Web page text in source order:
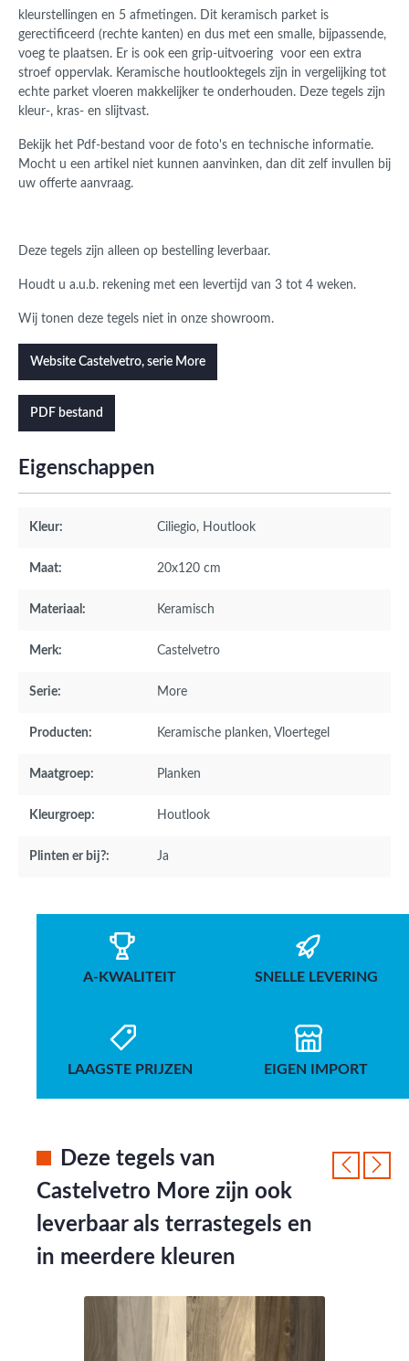
kleurstellingen en 5 afmetingen. Dit keramisch parket is
gerectificeerd (rechte kanten) en dus met een smalle, bijpassende,
voeg te plaatsen. Er is ook een grip-uitvoering voor een extra
stroef oppervlak. Keramische houtlooktegels zijn in vergelijking tot
echte parket vloeren makkelijker te onderhouden. Deze tegels zijn
kleur-, kras- en slijtvast.
Bekijk het Pdf-bestand voor de foto's en technische informatie.
Mocht u een artikel niet kunnen aanvinken, dan dit zelf invullen bij
uw offerte aanvraag.
Deze tegels zijn alleen op bestelling leverbaar.
Houdt u a.u.b. rekening met een levertijd van 3 tot 4 weken.
Wij tonen deze tegels niet in onze showroom.
Website Castelvetro, serie More
PDF bestand
Eigenschappen
Kleur: Ciliegio, Houtlook
Maat: 20x120 cm
Materiaal: Keramisch
Merk: Castelvetro
Serie: More
Producten: Keramische planken, Vloertegel
Maatgroep: Planken
Kleurgroep: Houtlook
Plinten er bij?: Ja
A-KWALITEIT SNELLE LEVERING
LAAGSTE PRIJZEN EIGEN IMPORT
Deze tegels van
Castelvetro More zijn ook
leverbaar als terrastegels en
in meerdere kleuren